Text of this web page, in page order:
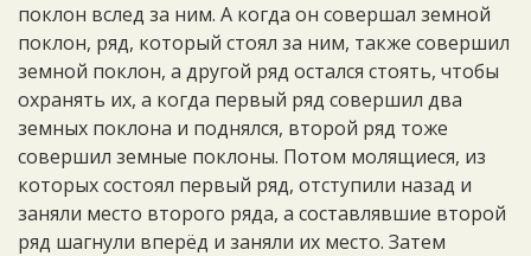
поклон вслед за ним. А когда он совершал земной
поклон, ряд, который стоял за ним, также совершил
земной поклон, а другой ряд остался стоять, чтобы
охранять их, а когда первый ряд совершил два
земных поклона и поднялся, второй ряд тоже
совершил земные поклоны. Потом молящиеся, из
которых состоял первый ряд, отступили назад и
заняли место второго ряда, а составлявшие второй
ряд шагнули вперёд и заняли их место. Затем